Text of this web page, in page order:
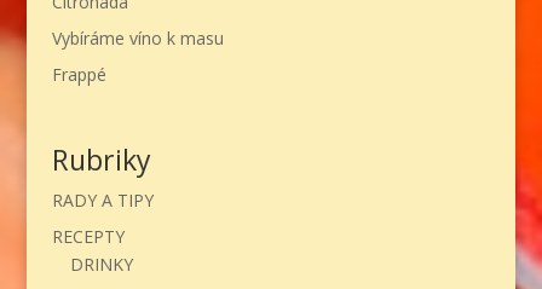
Vybíráme víno k masu
Frappé
Rubriky
RADY A TIPY
RECEPTY
DRINKY